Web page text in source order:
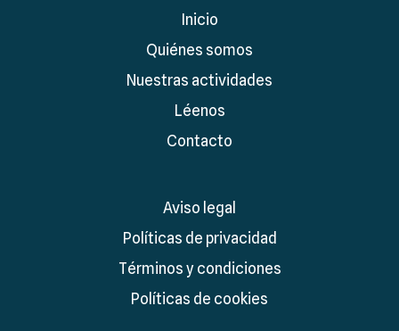
Inicio
Quiénes somos
Nuestras actividades
Léenos
Contacto
Aviso legal
Políticas de privacidad
Términos y condiciones
Políticas de cookies